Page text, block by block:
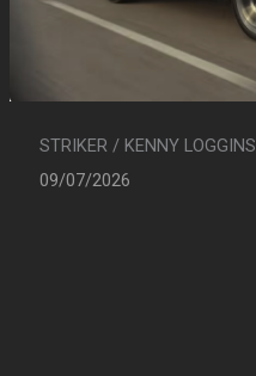
STRIKER / KENNY LOGGINS
09/07/2026